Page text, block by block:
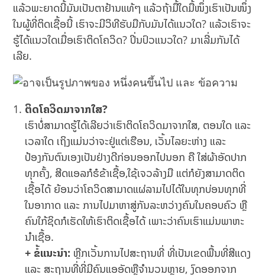
ແລ້ວພະຍາດນີ້ມັນເປັນຕາຢ້ານແທ້ໆ ແລ້ວຖ້າມື້ໃດມື້ໜຶ່ງເຮົາເປັນໜຶ່ງ
ໃນຜູ້ທີ່ຕິດເຊື້ອນີ້ ເຮົາຈະມີວິທີຮັບມືກັບມັນໄດ້ແນວໃດ? ແລ້ວເຮົາຈະ
ຮູ້ໄດ້ແນວໃດເມື່ອເຮົາຕິດໂຄວິດ? ປິ່ນປົວແນວໃດ? ມາເລີ່ມກັນໄດ້
ເລີຍ.
ຕິດໂຄວິດມາຈາກໃສ?
ເຮົາບໍ່ສາມາດຮູ້ໄດ້ເລີຍວ່າເຮົາຕິດໂຄວິດມາຈາກໃສ, ຕອນໃດ ແລະ
ເວລາໃດ ເຖິງແມ່ນວ່າຈະຢູ່ແຕ່ເຮືອນ, ເວັ້ນໄລຍະຫ່າງ ແລະ
ປ້ອງກັນຕົນເອງເປັນຢ່າງດີກ່ອນອອກໄປນອກ ຄື ໃສ່ຜ້າອັດປາກ
ທຸກຄັ້ງ, ສີດແອລກໍຮໍຂ້າເຊື້ອ,ໃຊ້ເຈວລ້າງມື ແຕ່ກໍຍັງສາມາດຕິດ
ເຊື້ອໄດ້ ຍ້ອນວ່າໂຄວິດສາມາດແຜ່ລາມໄປໄດ້ໃນທຸກບ່ອນທຸກທີ່
ໃນອາກາດ ແລະ ການໄປມາຫາສູ່ກັນລະຫວ່າງຄົນໃນຄອບຄົວ ຫຼື
ຄົນໃກ້ຊິດກໍເຮັດໃຫ້ເຮົາຕິດເຊື້ອໄດ້ ເພາະວ່າຄົນເຮົາແມ່ນພາຫະ
ນຳເຊື້ອ.
+ ຂໍ້ແນະນຳ: ຫຼີກເວັ້ນການໄປສະຖານທີ່ ທີ່ເປັນເຂດພື້ນທີ່ສີແດງ
ແລະ ສະຖານທີ່ທີ່ມີຄົນແອອັດຫຼືຈຳນວນຫຼາຍ, ງົດອອກຈາກ